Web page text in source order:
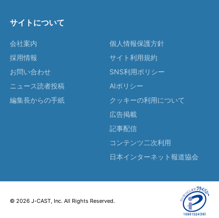
サイトについて
会社案内
採用情報
お問い合わせ
ニュース読者投稿
編集長からの手紙
個人情報保護方針
サイト利用規約
SNS利用ポリシー
AIポリシー
クッキーの利用について
広告掲載
記事配信
コンテンツ二次利用
日本インターネット報道協会
© 2026 J-CAST, Inc. All Rights Reserved.